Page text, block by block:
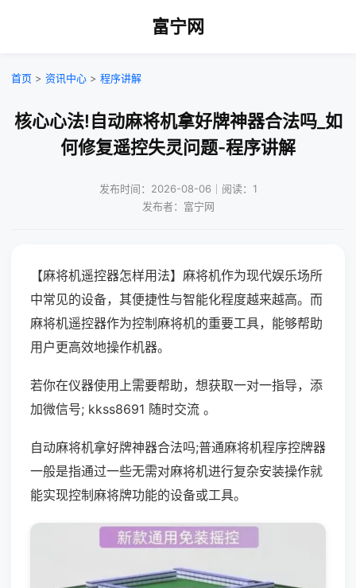
富宁网
首页 > 资讯中心 > 程序讲解
核心心法!自动麻将机拿好牌神器合法吗_如
何修复遥控失灵问题-程序讲解
发布时间：2026-08-06｜阅读：1
发布者：富宁网
【麻将机遥控器怎样用法】麻将机作为现代娱乐场所
中常见的设备，其便捷性与智能化程度越来越高。而
麻将机遥控器作为控制麻将机的重要工具，能够帮助
用户更高效地操作机器。
若你在仪器使用上需要帮助，想获取一对一指导，添
加微信号; kkss8691 随时交流 。
自动麻将机拿好牌神器合法吗;普通麻将机程序控牌器
一般是指通过一些无需对麻将机进行复杂安装操作就
能实现控制麻将牌功能的设备或工具。